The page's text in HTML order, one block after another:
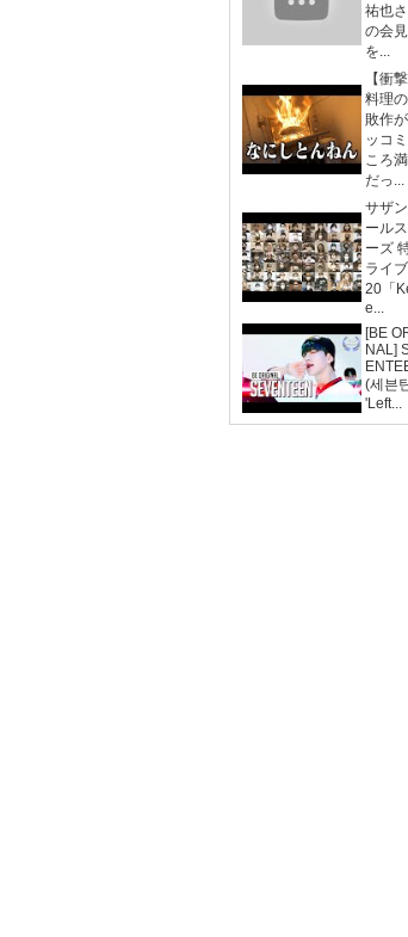
祐也
の会見
を...
【衝撃
料理
敗作
ッコ
ころ
だっ...
サザ
ール
ーズ
ライ
20「
e...
[BE
NAL]
(세븐
'Left...